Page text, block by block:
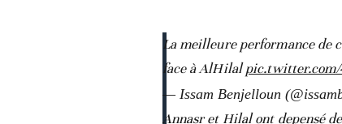
La meilleure performance de
face à AlHilalpic.twitter.com/
— Issam Benjelloun
Annasr et Hilal ont depensé